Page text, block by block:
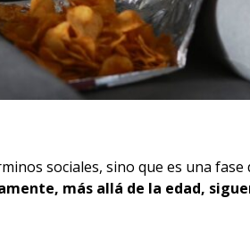
sociales, sino que es una
más allá de la edad,